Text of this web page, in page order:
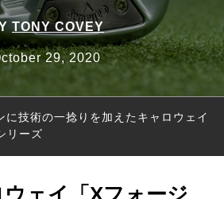
TONY COVEY
29, 2020
に技術の一捻りを加えたキャロウェイ
リーズ
ェイ「Xフォージ
ース
フェアウェイウッド